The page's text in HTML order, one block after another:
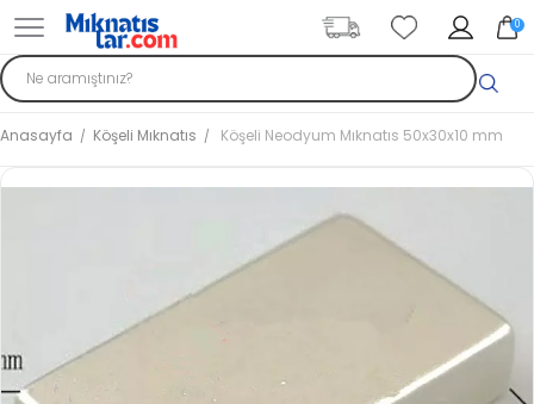
0
Anasayfa Köşeli Mıknatıs Köşeli Neodyum Mıknatıs 50x30x10 mm